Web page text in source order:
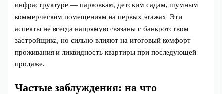
инфраструктуре — парковкам, детским садам, шумным
коммерческим помещениям на первых этажах. Эти
аспекты не всегда напрямую связаны с банкротством
застройщика, но сильно влияют на итоговый комфорт
проживания и ликвидность квартиры при последующей
продаже.
Частые заблуждения: на что